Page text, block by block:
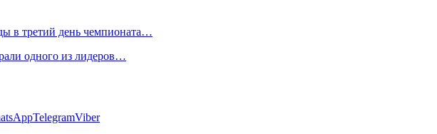
в третий день чемпионата…
одного из лидеров…
TelegramViber